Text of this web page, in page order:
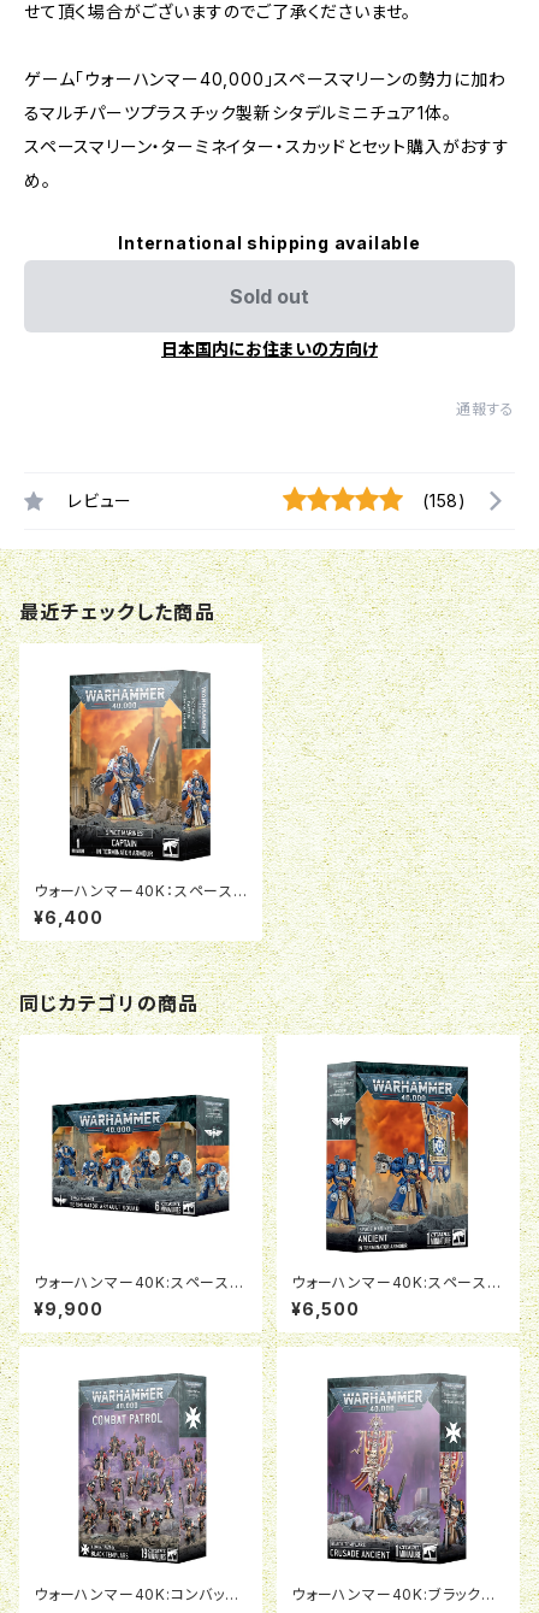
せて頂く場合がございますのでご了承くださいませ。
ゲーム「ウォーハンマー40,000」スペースマリーンの勢力に加わ
るマルチパーツプラスチック製新シタデルミニチュア1体。
スペースマリーン・ターミネイター・スカッドとセット購入がおすす
め。
International shipping available
Sold out
日本国内にお住まいの方向け
通報する
レビュー (158)
最近チェックした商品
ウォーハンマー40K：スペースマ
リーン：キャプテン（ターミネイタ
ー・アーマー装備）
¥6,400
同じカテゴリの商品
ウォーハンマー40K:スペースマ
リーン：ターミネイター・アサル
ト・スカッド
¥9,900
ウォーハンマー40K:スペースマ
リーン：エインシェント（ターミネ
イター・アーマー装備）
¥6,500
ウォーハンマー40K:コンバット
ウォーハンマー40K:ブラックテ